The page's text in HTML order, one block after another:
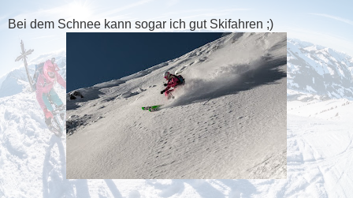
Bei dem Schnee kann sogar ich gut Skifahren ;)